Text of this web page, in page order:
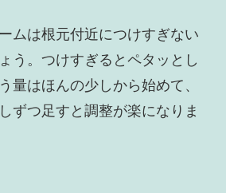
ムは根元付近につけすぎない
う。つけすぎるとペタッとし
量はほんの少しから始めて、
ずつ足すと調整が楽になりま